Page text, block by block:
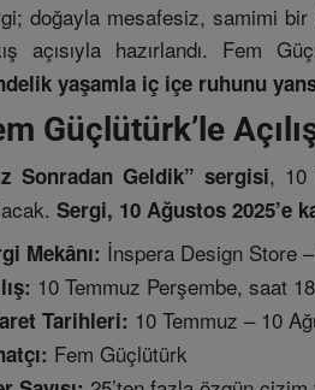
doğayla mesafesiz, samimi
açısıyla hazırlandı. Fem
yaşamla iç içe ruhunu
Güçlütürk’le
Sonradan Geldik” sergisi, 10
Sergi, 10 Ağustos 2025’e
Mekânı: İnspera Design Store
10 Temmuz Perşembe, saat
Tarihleri: 10 Temmuz – 10
Fem Güçlütürk